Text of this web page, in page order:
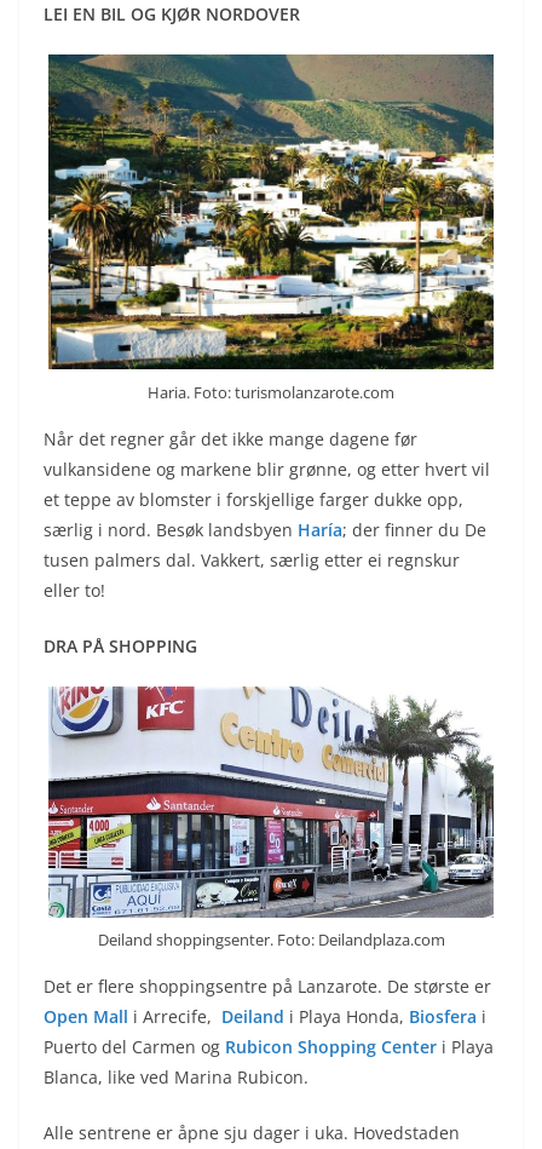
LEI EN BIL OG KJØR NORDOVER
Haria. Foto: turismolanzarote.com
Når det regner går det ikke mange dagene før
vulkansidene og markene blir grønne, og etter hvert vil
et teppe av blomster i forskjellige farger dukke opp,
særlig i nord. Besøk landsbyen Haría; der finner du De
tusen palmers dal. Vakkert, særlig etter ei regnskur
eller to!
DRA PÅ SHOPPING
Deiland shoppingsenter. Foto: Deilandplaza.com
Det er flere shoppingsentre på Lanzarote. De største er
Open Mall i Arrecife, Deiland i Playa Honda, Biosfera i
Puerto del Carmen og Rubicon Shopping Center i Playa
Blanca, like ved Marina Rubicon.
Alle sentrene er åpne sju dager i uka. Hovedstaden